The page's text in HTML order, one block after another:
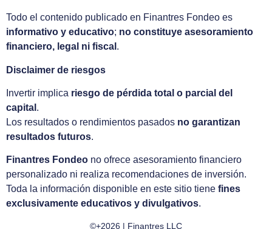
Todo el contenido publicado en Finantres Fondeo es
informativo y educativo; no constituye asesoramiento
financiero, legal ni fiscal .
Disclaimer de riesgos
Invertir implica riesgo de pérdida total o parcial del
capital .
Los resultados o rendimientos pasados no garantizan
resultados futuros.
Finantres Fondeo no ofrece asesoramiento financiero
personalizado ni realiza recomendaciones de inversión.
Toda la información disponible en este sitio tiene fines
exclusivamente educativos y divulgativos.
©+2026 | Finantres LLC